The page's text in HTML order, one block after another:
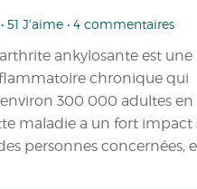
51 J'aime • 4 commentaires
ankylosante est une
chronique qui
300 000 adultes en
maladie a un fort impact
personnes concernées,